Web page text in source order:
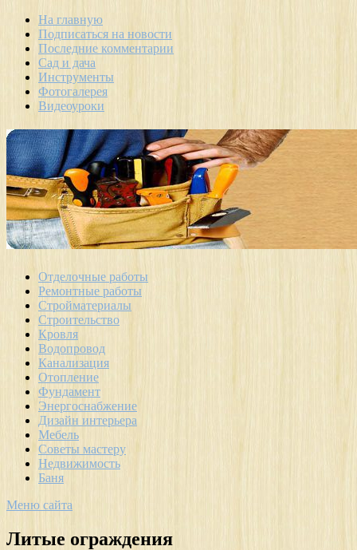
На главную
Подписаться на новости
Последние комментарии
Сад и дача
Инструменты
Фотогалерея
Видеоуроки
Отделочные работы
Ремонтные работы
Стройматериалы
Строительство
Кровля
Водопровод
Канализация
Отопление
Фундамент
Энергоснабжение
Дизайн интерьера
Мебель
Советы мастеру
Недвижимость
Баня
Меню сайта
Литые ограждения